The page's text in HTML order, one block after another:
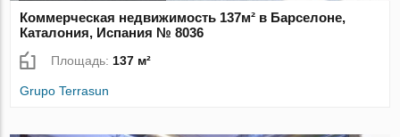
Коммерческая недвижимость 137м² в Барселоне,
Каталония, Испания № 8036
Площадь: 137 м²
Grupo Terrasun